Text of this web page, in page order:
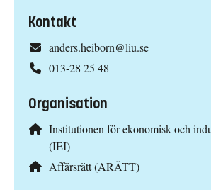
Kontakt
anders.heiborn@liu.se
013-28 25 48
Organisation
Institutionen för ekonomisk och
(IEI)
Affärsrätt (ARÄTT)